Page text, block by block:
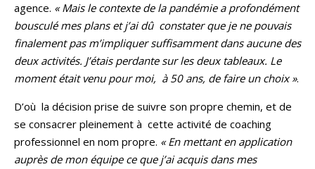
agence. « Mais le contexte de la pandémie a profondément
bousculé mes plans et j’ai dû constater que je ne pouvais
finalement pas m’impliquer suffisamment dans aucune des
deux activités. J’étais perdante sur les deux tableaux. Le
moment était venu pour moi, à 50 ans, de faire un choix ».
D’où la décision prise de suivre son propre chemin, et de
se consacrer pleinement à cette activité de coaching
professionnel en nom propre. « En mettant en application
auprès de mon équipe ce que j’ai acquis dans mes